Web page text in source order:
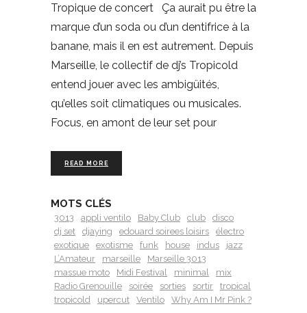
Tropique de concert Ça aurait pu être la
marque d’un soda ou d’un dentifrice à la
banane, mais il en est autrement. Depuis
Marseille, le collectif de dj’s Tropicold
entend jouer avec les ambigüités,
qu’elles soit climatiques ou musicales.
Focus, en amont de leur set pour
READ MORE
MOTS CLÉS
3013 appli ventilo Baby Club club
disco
dj set
djaying edouard soirees loisirs
électro
exotique
exotisme funk house indus
jazz
L’Amateur
marseille
Marseille 3013
massue moto
Midi Festival minimal
mix
Radio Grenouille
soirée sorties sortir
tropical
tropicold
upercut Ventilo Why Am I Mr Pink ?